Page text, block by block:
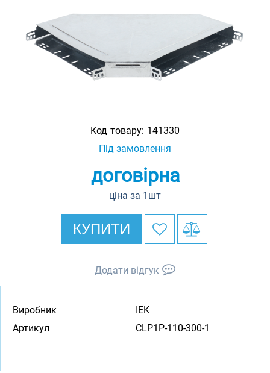
Код товару: 141330
Під замовлення
договірна
ціна за 1шт
КУПИТИ
Додати відгук
Виробник
IEK
Артикул
CLP1P-110-300-1